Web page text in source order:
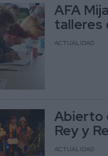
AFA
talleres
ACTUALIDAD
Abierto
Rey y
ACTUALIDAD